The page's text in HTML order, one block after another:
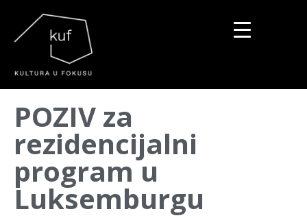
POZIV za
rezidencijalni
program u
Luksemburgu
▼
▼